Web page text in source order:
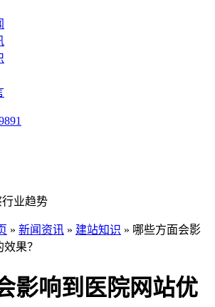
行业趋势
» 新闻资讯 » 建站知识 » 哪些方面会影
果？
影响到医院网站优